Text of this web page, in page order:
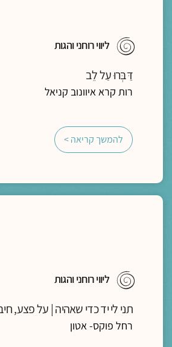
ליווי רוחני והגות
דַּבְּרוּ עַל לֵב
רות קרא איוונוב קניאל
להמשך קריאה >
ליווי רוחני והגות
תני לי יד כדי שאהיה | על פצע,
רחל פוקס- אטון